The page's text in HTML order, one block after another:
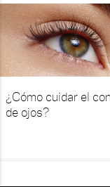
¿Cómo cuidar el
de ojos?